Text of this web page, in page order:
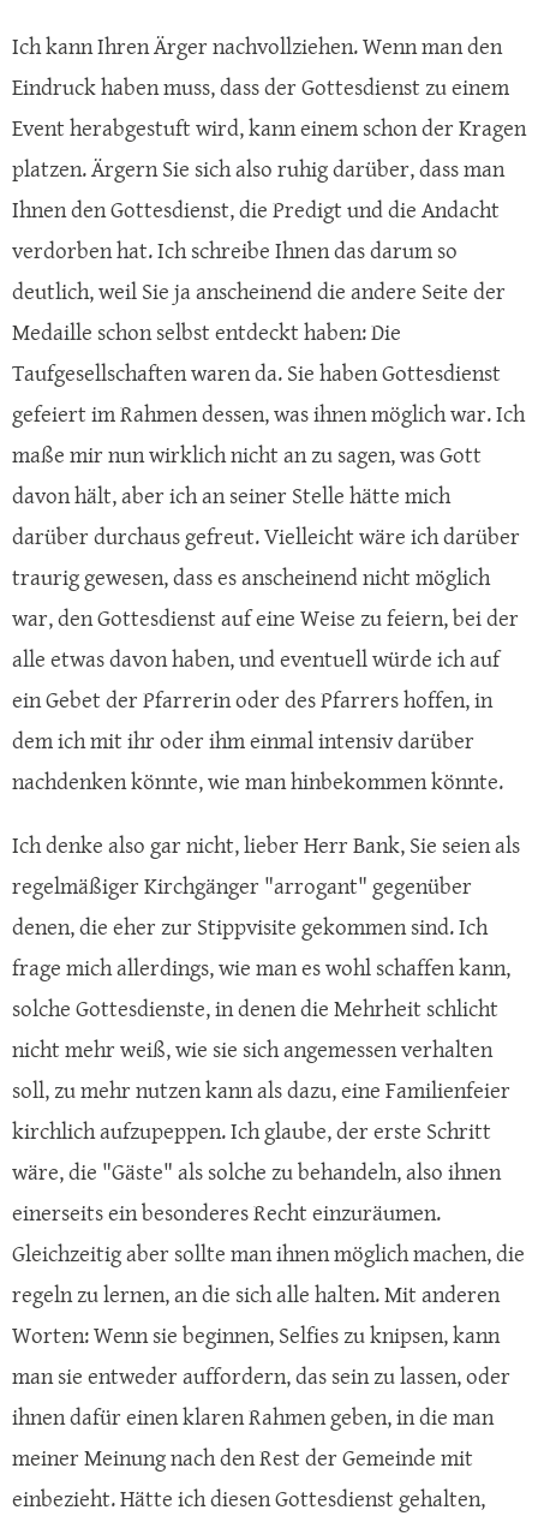
Ich kann Ihren Ärger nachvollziehen. Wenn man den
Eindruck haben muss, dass der Gottesdienst zu einem
Event herabgestuft wird, kann einem schon der Kragen
platzen. Ärgern Sie sich also ruhig darüber, dass man
Ihnen den Gottesdienst, die Predigt und die Andacht
verdorben hat. Ich schreibe Ihnen das darum so
deutlich, weil Sie ja anscheinend die andere Seite der
Medaille schon selbst entdeckt haben: Die
Taufgesellschaften waren da. Sie haben Gottesdienst
gefeiert im Rahmen dessen, was ihnen möglich war. Ich
maße mir nun wirklich nicht an zu sagen, was Gott
davon hält, aber ich an seiner Stelle hätte mich
darüber durchaus gefreut. Vielleicht wäre ich darüber
traurig gewesen, dass es anscheinend nicht möglich
war, den Gottesdienst auf eine Weise zu feiern, bei der
alle etwas davon haben, und eventuell würde ich auf
ein Gebet der Pfarrerin oder des Pfarrers hoffen, in
dem ich mit ihr oder ihm einmal intensiv darüber
nachdenken könnte, wie man hinbekommen könnte.
Ich denke also gar nicht, lieber Herr Bank, Sie seien als
regelmäßiger Kirchgänger "arrogant" gegenüber
denen, die eher zur Stippvisite gekommen sind. Ich
frage mich allerdings, wie man es wohl schaffen kann,
solche Gottesdienste, in denen die Mehrheit schlicht
nicht mehr weiß, wie sie sich angemessen verhalten
soll, zu mehr nutzen kann als dazu, eine Familienfeier
kirchlich aufzupeppen. Ich glaube, der erste Schritt
wäre, die "Gäste" als solche zu behandeln, also ihnen
einerseits ein besonderes Recht einzuräumen.
Gleichzeitig aber sollte man ihnen möglich machen, die
regeln zu lernen, an die sich alle halten. Mit anderen
Worten: Wenn sie beginnen, Selfies zu knipsen, kann
man sie entweder auffordern, das sein zu lassen, oder
ihnen dafür einen klaren Rahmen geben, in die man
meiner Meinung nach den Rest der Gemeinde mit
einbezieht. Hätte ich diesen Gottesdienst gehalten,